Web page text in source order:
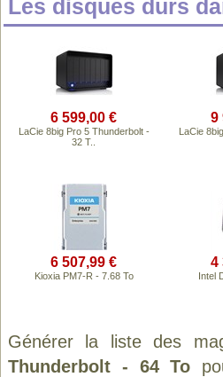
Les disques durs
6 599,00 €
LaCie 8big Pro 5 Thunderbolt -
32 T..
9
LaCie
6 507,99 €
Kioxia PM7-R - 7.68 To
4
Intel
Générer la liste des
Thunderbolt - 64 To